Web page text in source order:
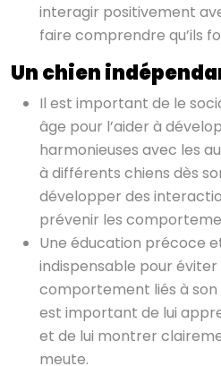
interagir positivement
faire comprendre qu’ils
Un chien
Il est important de le
âge pour l’aider à
harmonieuses avec les
à différents chiens dès
développer des
prévenir les
Une éducation précoce
indispensable pour
comportement liés à
est important de lui
et de lui montrer
meute.